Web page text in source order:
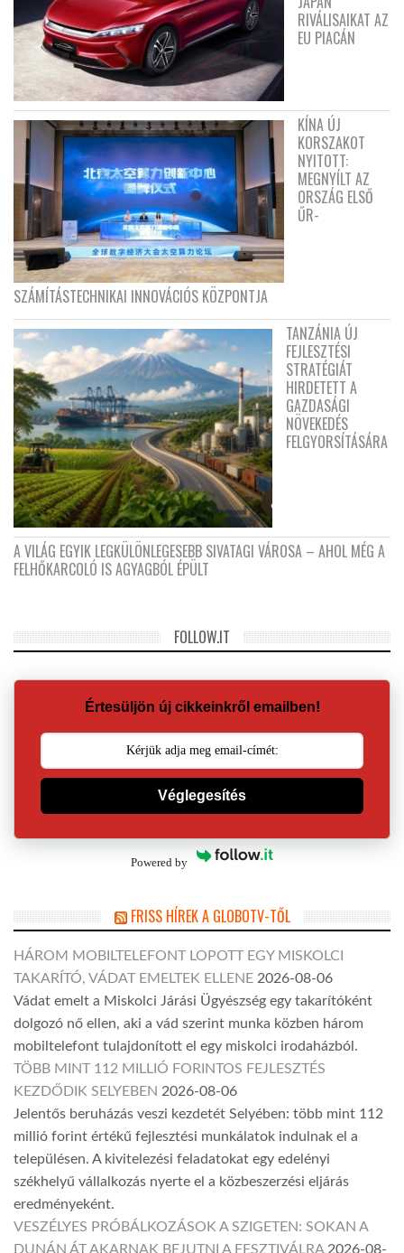
RIVÁLISAIKAT AZ
EU PIACÁN
KÍNA ÚJ
KORSZAKOT
NYITOTT:
MEGNYÍLT AZ
ORSZÁG ELSŐ
ŰR-
SZÁMÍTÁSTECHNIKAI INNOVÁCIÓS KÖZPONTJA
TANZÁNIA ÚJ
FEJLESZTÉSI
STRATÉGIÁT
HIRDETETT A
GAZDASÁGI
NÖVEKEDÉS
FELGYORSÍTÁSÁRA
A VILÁG EGYIK LEGKÜLÖNLEGESEBB SIVATAGI VÁROSA – AHOL MÉG A
FELHŐKARCOLÓ IS AGYAGBÓL ÉPÜLT
FOLLOW.IT
Értesüljön új cikkeinkről emailben!
Véglegesítés
Powered by
FRISS HÍREK A GLOBOTV-TŐL
HÁROM MOBILTELEFONT LOPOTT EGY MISKOLCI
TAKARÍTÓ, VÁDAT EMELTEK ELLENE 2026-08-06
Vádat emelt a Miskolci Járási Ügyészség egy takarítóként
dolgozó nő ellen, aki a vád szerint munka közben három
mobiltelefont tulajdonított el egy miskolci irodaházból.
TÖBB MINT 112 MILLIÓ FORINTOS FEJLESZTÉS
KEZDŐDIK SELYEBEN 2026-08-06
Jelentős beruházás veszi kezdetét Selyében: több mint 112
millió forint értékű fejlesztési munkálatok indulnak el a
településen. A kivitelezési feladatokat egy edelényi
székhelyű vállalkozás nyerte el a közbeszerzési eljárás
eredményeként.
VESZÉLYES PRÓBÁLKOZÁSOK A SZIGETEN: SOKAN A
DUNÁN ÁT AKARNAK BEJUTNI A FESZTIVÁLRA 2026-08-